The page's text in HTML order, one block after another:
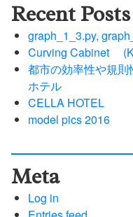
Recent Posts
graph_1_3.py,
Curving Cabinet
都市の効率性や規
ホテル
CELLA HOTEL
model pics 2016
Meta
Log in